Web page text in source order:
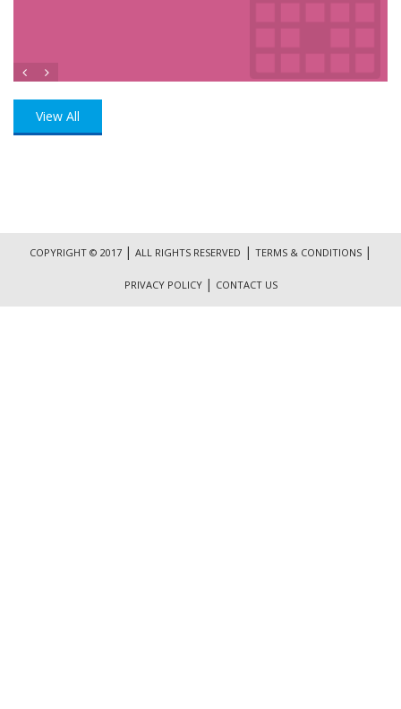
View All
COPYRIGHT © 2017 | ALL RIGHTS RESERVED | TERMS & CONDITIONS |
PRIVACY POLICY | CONTACT US